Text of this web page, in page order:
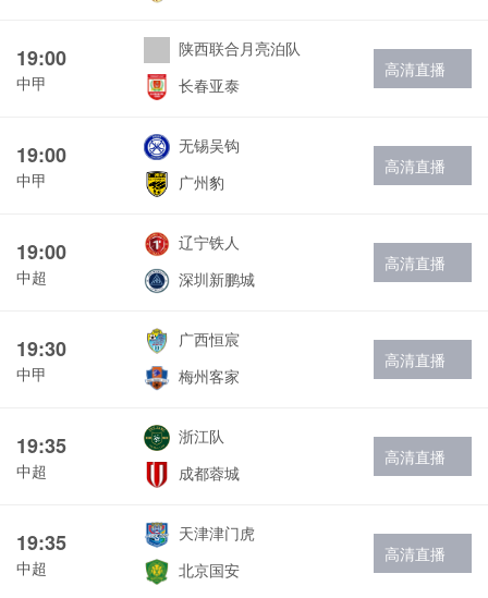
19:00
中甲
陕西联合月亮泊队
长春亚泰
高清直播
19:00
中甲
无锡吴钩
广州豹
高清直播
19:00
中超
辽宁铁人
深圳新鹏城
高清直播
19:30
中甲
广西恒宸
梅州客家
高清直播
19:35
中超
浙江队
成都蓉城
高清直播
19:35
中超
天津津门虎
北京国安
高清直播